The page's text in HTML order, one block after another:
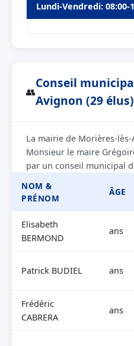
Lundi-Vendredi: 08:00-
👥
Conseil
Avignon (29 élus)
La mairie de Morières-
Monsieur le maire
par un conseil municipal
NOM &
PRÉNOM
ÂGE
Elisabeth
BERMOND
ans
Patrick BUDIEL ans
Frédéric
CABRERA
ans